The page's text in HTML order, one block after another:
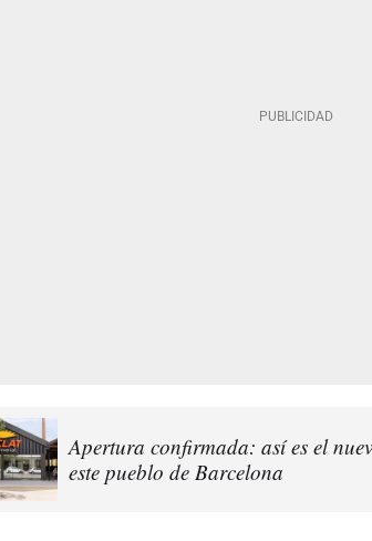
Apertura confirmada: así es el
este pueblo de Barcelona